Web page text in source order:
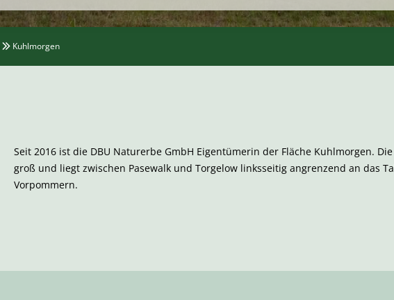
Kuhlmorgen
Seit 2016 ist die DBU Naturerbe GmbH Eigentümerin der Fläche Kuhlmorgen.
groß und liegt zwischen Pasewalk und Torgelow linksseitig angrenzend an das
Vorpommern.